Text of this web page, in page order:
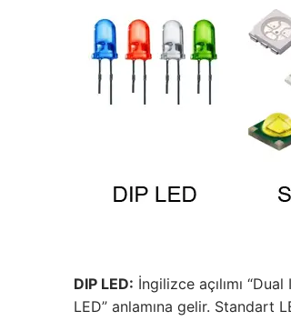
DIP LED: İngilizce açılımı
LED” anlamına gelir. Standart